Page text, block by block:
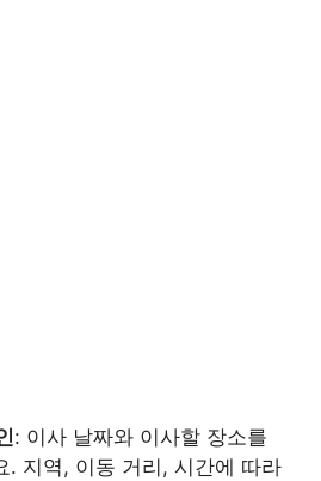
: 이사 날짜와 이사할 장소를
. 지역, 이동 거리, 시간에 따라